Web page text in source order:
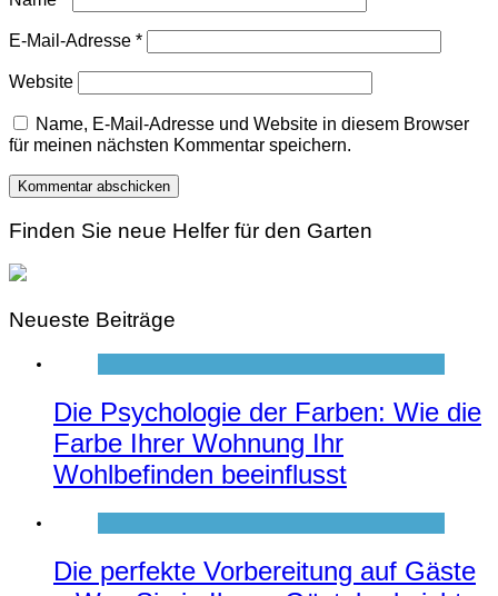
E-Mail-Adresse *
Website
Name, E-Mail-Adresse und Website in diesem Browser
für meinen nächsten Kommentar speichern.
Finden Sie neue Helfer für den Garten
Neueste Beiträge
Die Psychologie der Farben: Wie die
Farbe Ihrer Wohnung Ihr
Wohlbefinden beeinflusst
Die perfekte Vorbereitung auf Gäste